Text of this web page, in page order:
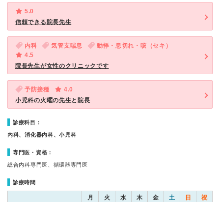
5.0
信頼できる院長先生
内科 気管支喘息
動悸・息切れ・咳（セキ）
4.5
院長先生が女性のクリニックです
予防接種
4.0
小児科の火曜の先生と院長
診療科目：
内科、消化器内科、小児科
専門医・資格：
総合内科専門医、循環器専門医
診療時間
月 火 水 木 金 土 日 祝